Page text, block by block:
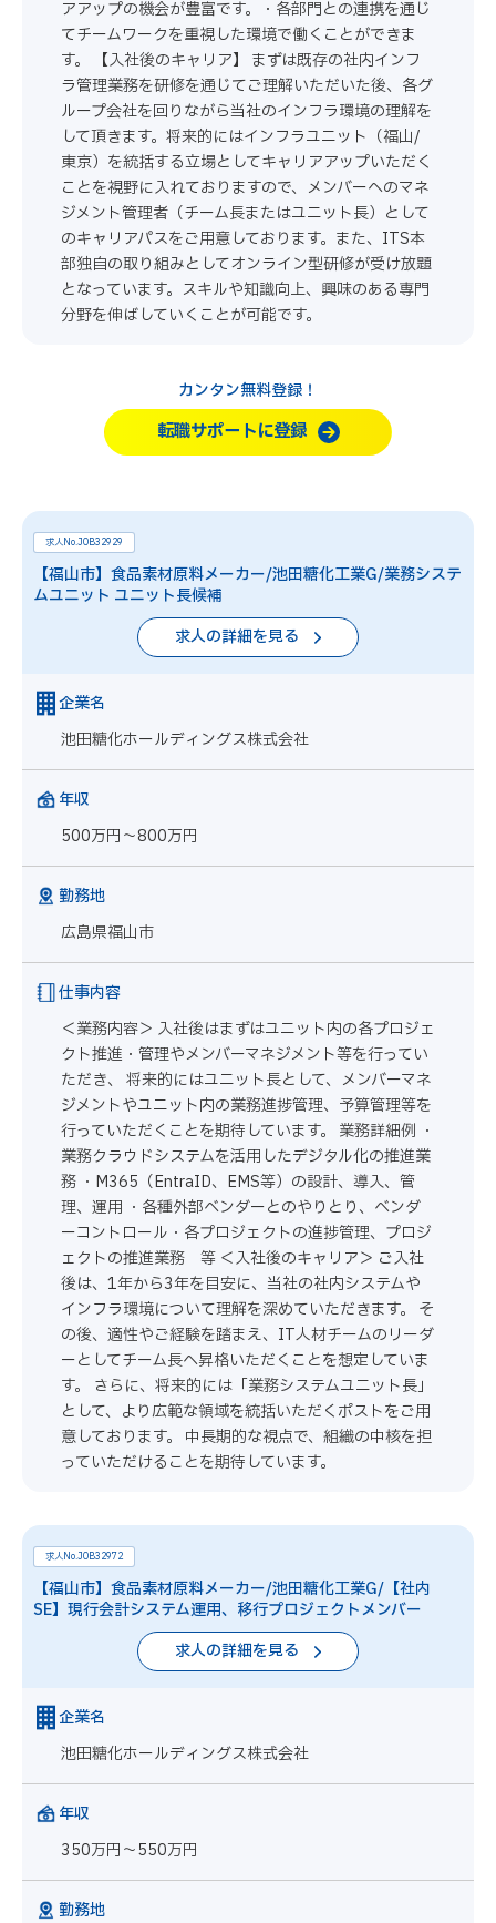
アアップの機会が豊富です。・各部門との連携を通じ
てチームワークを重視した環境で働くことができま
す。 【入社後のキャリア】 まずは既存の社内インフ
ラ管理業務を研修を通じてご理解いただいた後、各グ
ループ会社を回りながら当社のインフラ環境の理解を
して頂きます。将来的にはインフラユニット（福山/
東京）を統括する立場としてキャリアアップいただく
ことを視野に入れておりますので、メンバーへのマネ
ジメント管理者（チーム長またはユニット長）として
のキャリアパスをご用意しております。また、ITS本
部独自の取り組みとしてオンライン型研修が受け放題
となっています。スキルや知識向上、興味のある専門
分野を伸ばしていくことが可能です。
カンタン無料登録！
転職サポートに登録
求人No.JOB32929
【福山市】食品素材原料メーカー/池田糖化工業G/業務システ
ムユニット ユニット長候補
求人の詳細を見る
企業名
池田糖化ホールディングス株式会社
年収
500万円～800万円
勤務地
広島県福山市
仕事内容
＜業務内容＞ 入社後はまずはユニット内の各プロジェ
クト推進・管理やメンバーマネジメント等を行ってい
ただき、 将来的にはユニット長として、メンバーマネ
ジメントやユニット内の業務進捗管理、予算管理​等を
行っていただくことを期待しています。 業務詳細例 ・
業務クラウドシステムを活用したデジタル化の推進業
務 ・M365（EntraID、EMS等）の設計、導入、管
理、運用 ・各種外部ベンダーとのやりとり、ベンダ
ーコントロール​ ・各プロジェクトの進捗管理、プロジ
ェクトの推進業務​ 等 ＜入社後のキャリア＞ ご入社
後は、1年から3年を目安に、当社の社内システムや
インフラ環境について理解を深めていただきます。 そ
の後、適性やご経験を踏まえ、IT人材チームのリーダ
ーとしてチーム長へ昇格いただくことを想定していま
す。 さらに、将来的には「業務システムユニット長」
として、より広範な領域を統括いただくポストをご用
意しております。 中長期的な視点で、組織の中核を担
っていただけることを期待しています。
求人No.JOB32972
【福山市】食品素材原料メーカー/池田糖化工業G/【社内
SE】現行会計システム運用、移行プロジェクトメンバー
求人の詳細を見る
企業名
池田糖化ホールディングス株式会社
年収
350万円～550万円
勤務地